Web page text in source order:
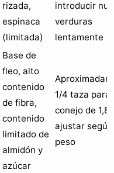
rizada,
espinaca
(limitada)
introducir
verduras
lentamente
Base de
fleo, alto
contenido
de fibra,
contenido
limitado de
almidón y
azúcar
1/4 taza para
conejo de 1,8
ajustar según
peso